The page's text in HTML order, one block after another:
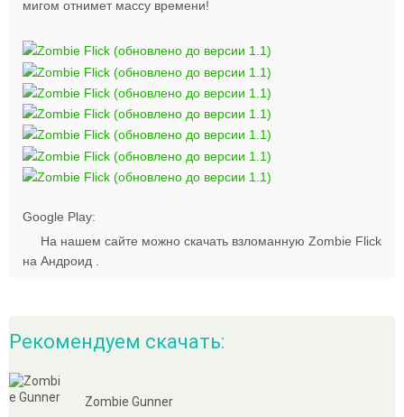
мигом отнимет массу времени!
Google Play:
На нашем сайте можно скачать взломанную Zombie Flick
на Андроид .
Рекомендуем скачать:
Zombie Gunner